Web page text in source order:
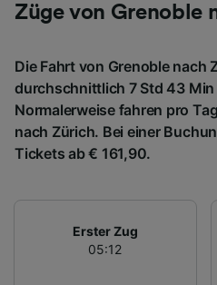
Züge von Grenoble
Die Fahrt von Grenoble nach
durchschnittlich 7 Std 43
Normalerweise fahren pro
nach Zürich. Bei einer
Tickets ab € 161,90.
Erster Zug
05:12